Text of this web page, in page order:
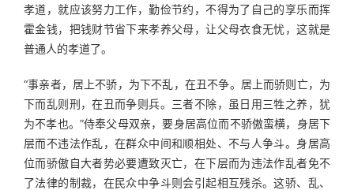
孝道，就应该努力工作，勤俭节约，不得为了自己的享乐而挥
霍金钱，把钱财节省下来孝养父母，让父母衣食无忧，这就是
普通人的孝道了。
“事亲者，居上不骄，为下不乱，在丑不争。居上而骄则亡，为
下而乱则刑，在丑而争则兵。三者不除，虽日用三牲之养，犹
为不孝也。”侍奉父母双亲，要身居高位而不骄傲蛮横，身居下
层而不违法作乱，在群众中间和顺相处、不与人争斗。身居高
位而骄傲自大者势必要遭致灭亡，在下层而为违法作乱者免不
了法律的制裁，在民众中争斗则会引起相互残杀。这骄、乱、